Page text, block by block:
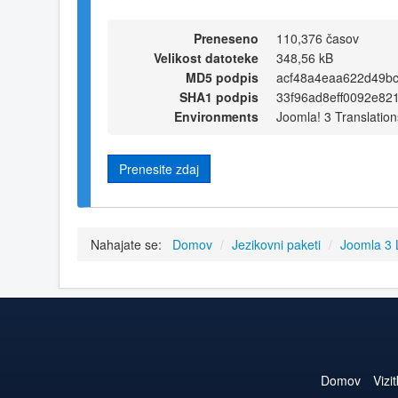
Preneseno
110,376 časov
Velikost datoteke
348,56 kB
MD5 podpis
SHA1 podpis
Environments
Joomla! 3
Prenesite zdaj
Nahajate se: Domov / Jezikovni paketi / Joomla 3
Domov